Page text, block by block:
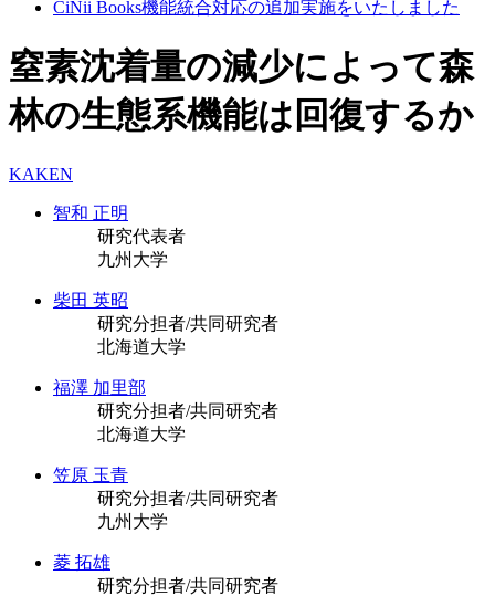
CiNii Books機能統合対応の追加実施をいたしました
窒素沈着量の減少によって森
林の生態系機能は回復するか
KAKEN
智和 正明
研究代表者
九州大学
柴田 英昭
研究分担者/共同研究者
北海道大学
福澤 加里部
研究分担者/共同研究者
北海道大学
笠原 玉青
研究分担者/共同研究者
九州大学
菱 拓雄
研究分担者/共同研究者